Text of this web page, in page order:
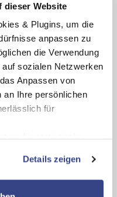
dieser Website
& Plugins, um die
anpassen zu
die Verwendung
sozialen Netzwerken
Anpassen von
an Ihre persönlichen
für
von Drittanbietern
Personalisierungen
zu Übermittlungen
Details zeigen
während der
10 und 13 – 14,
mit
Roaming-Paket mit